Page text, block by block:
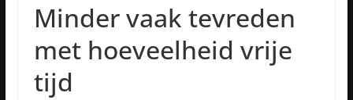
Minder vaak tevreden
met hoeveelheid vrije
tijd